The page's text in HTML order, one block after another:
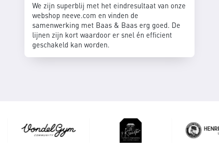
We zijn superblij met het eindresultaat van onze
webshop neeve.com en vinden de
samenwerking met Baas & Baas erg goed. De
lijnen zijn kort waardoor er snel én efficient
geschakeld kan worden.